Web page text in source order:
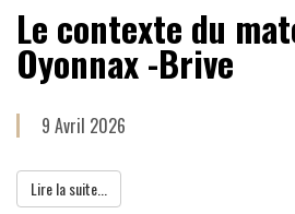
Le contexte du
Oyonnax -Brive
9 Avril 2026
Lire la suite...